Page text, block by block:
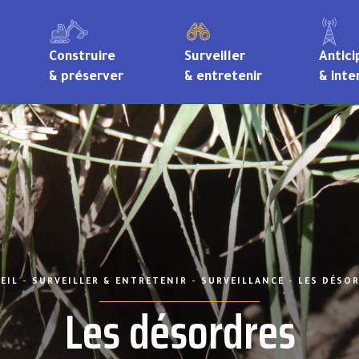
Construire
& préserver
Surveiller
& entretenir
&
- SURVEILLER & ENTRETENIR -SURVEILLANCE - LES
Les désordres